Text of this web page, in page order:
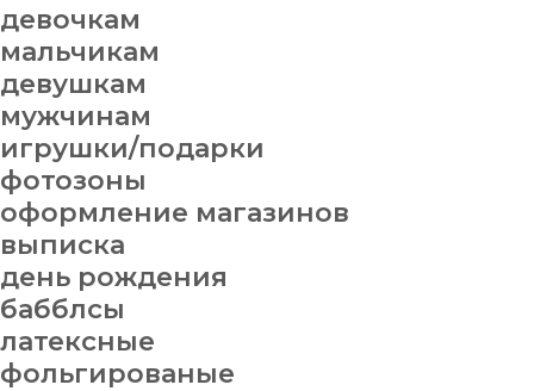
девочкам
мальчикам
девушкам
мужчинам
игрушки/подарки
фотозоны
оформление магазинов
выписка
день рождения
бабблсы
латексные
фольгированые